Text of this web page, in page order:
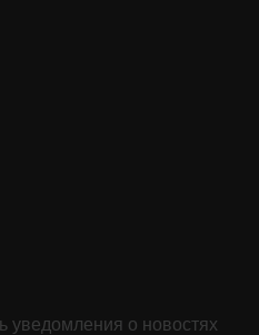
уведомления о новостях